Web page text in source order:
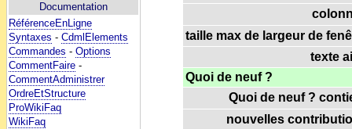
Documentation
RéférenceEnLigne
Syntaxes - CdmlElements
Commandes - Options
CommentFaire -
CommentAdministrer
OrdreEtStructure
ProWikiFaq
WikiFaq
taille max de largeur de
texte
Quoi de neuf ?
Quoi de neuf ?
nouvelles